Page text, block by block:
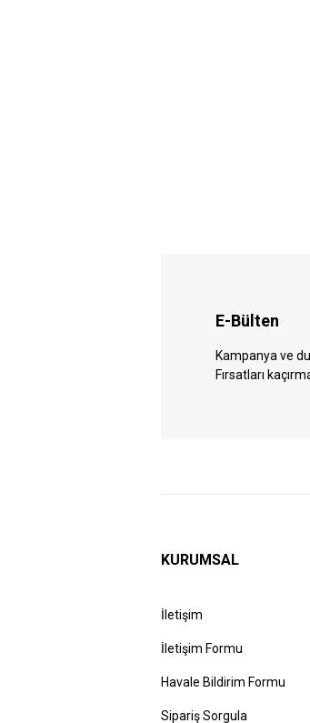
E-Bülten
Kampanya ve
Fırsatları
KURUMSAL
İletişim
İletişim Formu
Havale Bildirim Formu
Sipariş Sorgula